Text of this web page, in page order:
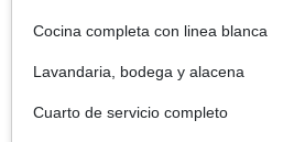
Cocina completa con linea blanca
Lavandaria, bodega y alacena
Cuarto de servicio completo